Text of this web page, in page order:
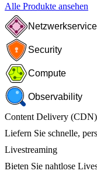
Alle Produkte ansehen
Security
Compute
Observability
Content Delivery (CDN)
Liefern Sie schnelle,
Livestreaming
Bieten Sie nahtlose